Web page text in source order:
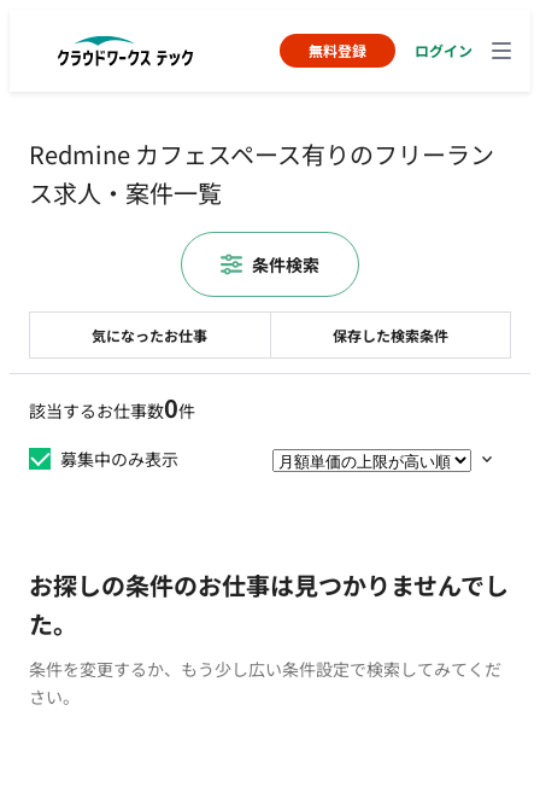
無料登録 ログイン
Redmine カフェスペース有りのフリーラン
ス求人・案件一覧
該当するお仕事数0件
募集中のみ表示
お探しの条件のお仕事は見つかりませんでし
た。
条件を変更するか、もう少し広い条件設定で検索してみてくだ
さい。
気になったお仕事 保存した検索条件
条件検索